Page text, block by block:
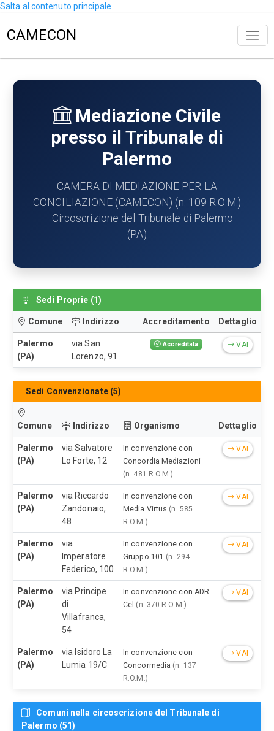
Salta al contenuto principale
CAMECON
Mediazione Civile
presso il Tribunale di
Palermo
CAMERA DI MEDIAZIONE PER LA
CONCILIAZIONE (CAMECON) (n. 109 R.O.M.)
— Circoscrizione del Tribunale di Palermo
(PA)
Sedi Proprie (1)
Comune Indirizzo Accreditamento Dettaglio
Palermo
(PA)
via San
Lorenzo, 91
Accreditata VAI
Sedi Convenzionate (5)
Comune Indirizzo Organismo Dettaglio
Palermo
(PA)
via Salvatore
Lo Forte, 12
In convenzione con
Concordia Mediazioni
(n. 481 R.O.M.)
VAI
Palermo
(PA)
via Riccardo
Zandonaio,
48
In convenzione con
Media Virtus (n. 585
R.O.M.)
VAI
Palermo
(PA)
via
Imperatore
Federico, 100
In convenzione con
Gruppo 101 (n. 294
R.O.M.)
VAI
Palermo
(PA)
via Principe
di
Villafranca,
54
In convenzione con ADR
Cel (n. 370 R.O.M.)
VAI
Palermo
(PA)
via Isidoro La
Lumia 19/C
In convenzione con
Concormedia (n. 137
R.O.M.)
VAI
Comuni nella circoscrizione del Tribunale di
Palermo (51)